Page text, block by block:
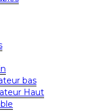
bas
Haut